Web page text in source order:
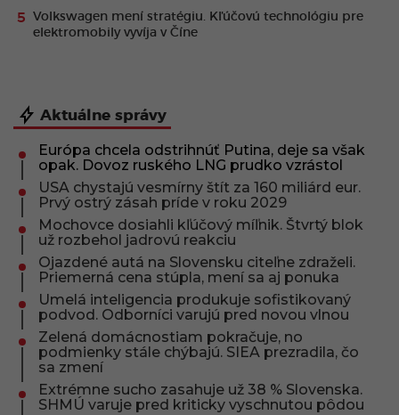
Volkswagen mení stratégiu. Kľúčovú technológiu pre
elektromobily vyvíja v Číne
Aktuálne správy
Európa chcela odstrihnúť Putina, deje sa však
opak. Dovoz ruského LNG prudko vzrástol
USA chystajú vesmírny štít za 160 miliárd eur.
Prvý ostrý zásah príde v roku 2029
Mochovce dosiahli kľúčový míľnik. Štvrtý blok
už rozbehol jadrovú reakciu
Ojazdené autá na Slovensku citeľne zdraželi.
Priemerná cena stúpla, mení sa aj ponuka
Umelá inteligencia produkuje sofistikovaný
podvod. Odborníci varujú pred novou vlnou
Zelená domácnostiam pokračuje, no
podmienky stále chýbajú. SIEA prezradila, čo
sa zmení
Extrémne sucho zasahuje už 38 % Slovenska.
SHMÚ varuje pred kriticky vyschnutou pôdou